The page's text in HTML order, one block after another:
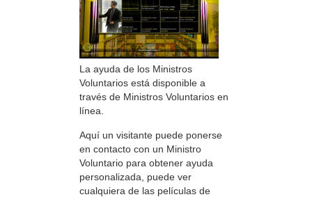
La ayuda de los Ministros
Voluntarios está disponible a
través de Ministros Voluntarios en
línea.
Aquí un visitante puede ponerse
en contacto con un Ministro
Voluntario para obtener ayuda
personalizada, puede ver
cualquiera de las películas de